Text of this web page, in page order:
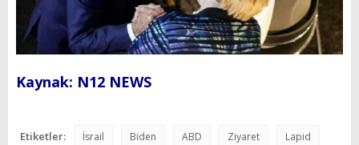
Kaynak: N12 NEWS
Etiketler: İsrail Biden ABD Ziyaret Lapid